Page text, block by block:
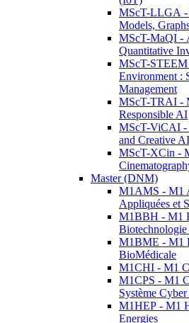
MScT-LLGA -
Models,
MScT-MaQI -
Quantitative
MScT-
Environment :
Management
MScT-TRAI -
Responsible AI
MScT-ViCAI -
and Creative AI
MScT-XCin -
Master (DNM)
M1AMS - M1
Appliquées et
M1BBH - M1
Biotechnologie
M1BME - M1
BioMédicale
M1CHI - M1
M1CPS - M1
Système
M1HEP - M1
Energies